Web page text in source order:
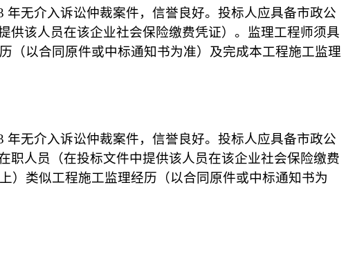
年无介入诉讼仲裁案件，信誉良好。投标人应具备市政公
供该人员在该企业社会保险缴费凭证）。监理工程师须具
（以合同原件或中标通知书为准）及完成本工程施工监理
年无介入诉讼仲裁案件，信誉良好。投标人应具备市政公
职人员（在投标文件中提供该人员在该企业社会保险缴费
）类似工程施工监理经历（以合同原件或中标通知书为